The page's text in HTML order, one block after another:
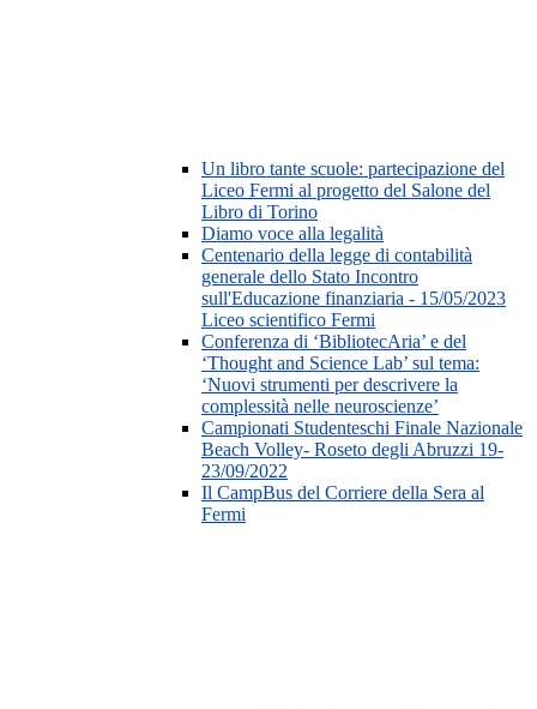
Un libro tante scuole: partecipazione del
Liceo Fermi al progetto del Salone del
Libro di Torino
Diamo voce alla legalità
Centenario della legge di contabilità
generale dello Stato Incontro
sull'Educazione finanziaria - 15/05/2023
Liceo scientifico Fermi
Conferenza di ‘BibliotecAria’ e del
‘Thought and Science Lab’ sul tema:
‘Nuovi strumenti per descrivere la
complessità nelle neuroscienze’
Campionati Studenteschi Finale Nazionale
Beach Volley- Roseto degli Abruzzi 19-
23/09/2022
Il CampBus del Corriere della Sera al
Fermi